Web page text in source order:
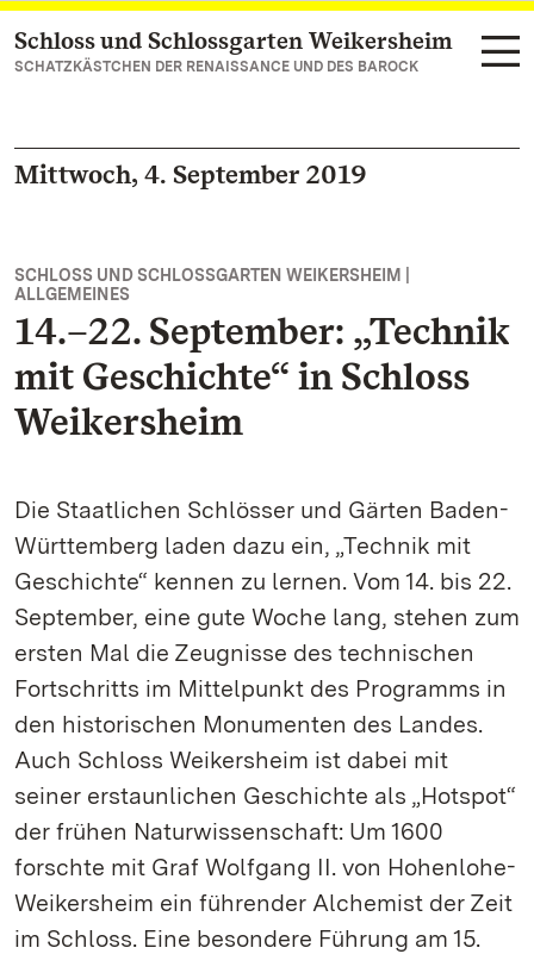
Zum Hauptinhalt springen
Schloss und Schlossgarten Weikersheim
SCHATZKÄSTCHEN DER RENAISSANCE UND DES BAROCK
Mittwoch, 4. September 2019
SCHLOSS UND SCHLOSSGARTEN WEIKERSHEIM |
ALLGEMEINES
14.–22. September: „Technik
mit Geschichte“ in Schloss
Weikersheim
Die Staatlichen Schlösser und Gärten Baden-
Württemberg laden dazu ein, „Technik mit
Geschichte“ kennen zu lernen. Vom 14. bis 22.
September, eine gute Woche lang, stehen zum
ersten Mal die Zeugnisse des technischen
Fortschritts im Mittelpunkt des Programms in
den historischen Monumenten des Landes.
Auch Schloss Weikersheim ist dabei mit
seiner erstaunlichen Geschichte als „Hotspot“
der frühen Naturwissenschaft: Um 1600
forschte mit Graf Wolfgang II. von Hohenlohe-
Weikersheim ein führender Alchemist der Zeit
im Schloss. Eine besondere Führung am 15.